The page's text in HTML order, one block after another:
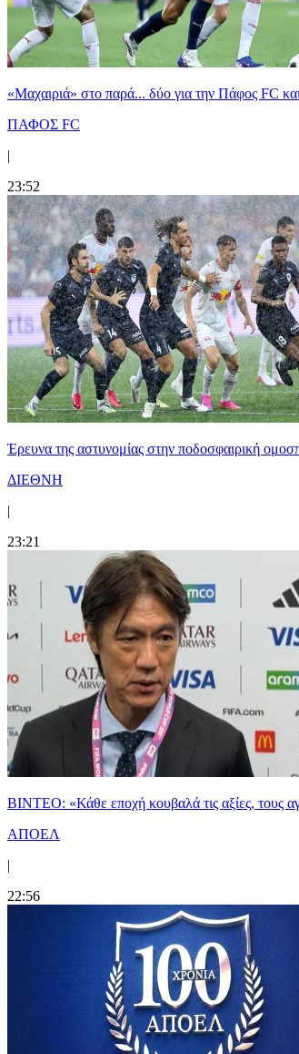
«Μαχαιριά» στο παρά... δύο για την Πάφος FC
ΠΑΦΟΣ FC
|
23:52
Έρευνα της αστυνομίας στην ποδοσφαιρική
ΔΙΕΘΝΗ
|
23:21
ΒΙΝΤΕΟ: «Κάθε εποχή κουβαλά τις αξίες, τους
ΑΠΟΕΛ
|
22:56